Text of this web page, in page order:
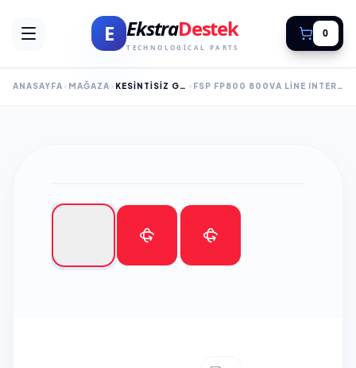
E EkstraDestek
TECHNOLOGICAL PARTS
0
ANASAYFA MAĞAZA KESİNTİSİZ GÜÇ KAYNAĞI FSP FP800 800VA LINE INTERACTIVE UPS (1X9A AKÜ)